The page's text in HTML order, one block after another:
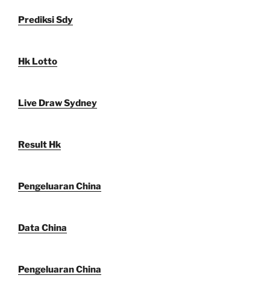
Prediksi Sdy
Hk Lotto
Live Draw Sydney
Result Hk
Pengeluaran China
Data China
Pengeluaran China